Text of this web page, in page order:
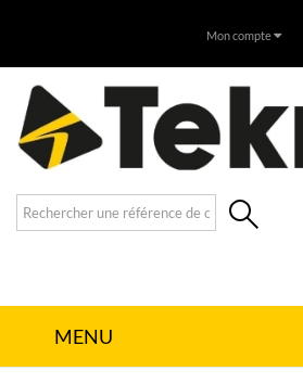
Mon compte
MENU